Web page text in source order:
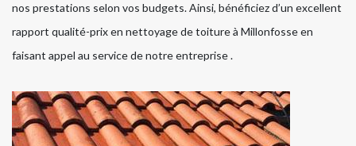
nos prestations selon vos budgets. Ainsi, bénéficiez d’un excellent
rapport qualité-prix en nettoyage de toiture à Millonfosse en
faisant appel au service de notre entreprise .